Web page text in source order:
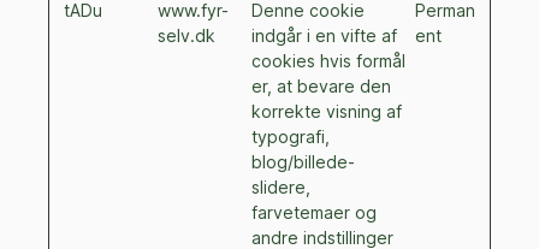
tADu
www.fyr-
selv.dk
Denne cookie
indgår i en vifte af
cookies hvis formål
er, at bevare den
korrekte visning af
typografi,
blog/billede-
slidere,
farvetemaer og
andre indstillinger
Perman
ent